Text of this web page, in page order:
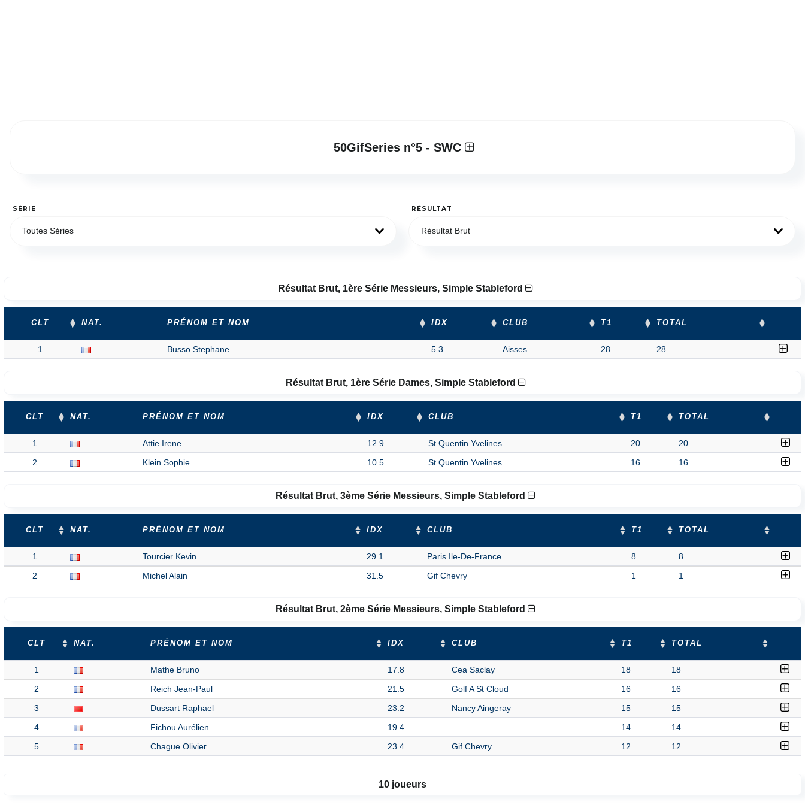
50GifSeries n°5 - SWC
SÉRIE
Toutes Séries
RÉSULTAT
Résultat Brut
Résultat Brut, 1ère Série Messieurs, Simple Stableford
CLT NAT. PRÉNOM ET NOM IDX CLUB T1 TOTAL
1 Busso Stephane 5.3 Aisses 28 28
Résultat Brut, 1ère Série Dames, Simple Stableford
CLT NAT. PRÉNOM ET NOM IDX CLUB T1 TOTAL
1 Attie Irene 12.9 St Quentin Yvelines 20
20
2
Klein Sophie 10.5 St Quentin Yvelines 16 16
Résultat Brut, 3ème Série Messieurs, Simple Stableford
CLT NAT. PRÉNOM ET NOM IDX CLUB T1 TOTAL
1 Tourcier Kevin 29.1 Paris Ile-De-France 8
8
2
Michel Alain 31.5 Gif Chevry 1 1
Résultat Brut, 2ème Série Messieurs, Simple Stableford
CLT NAT. PRÉNOM ET NOM IDX CLUB T1 TOTAL
1 Mathe Bruno 17.8 Cea Saclay 18
18
2
Reich Jean-Paul 21.5 Golf A St Cloud 16
16
3
Dussart Raphael 23.2 Nancy Aingeray 15
15
4
Fichou Aurélien 19.4 14
14
5
Chague Olivier 23.4 Gif Chevry 12 12
10 joueurs